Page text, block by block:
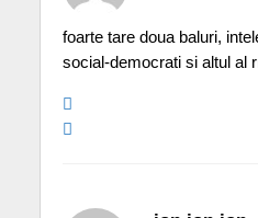
foarte tare doua baluri,
social-democrati si altul al